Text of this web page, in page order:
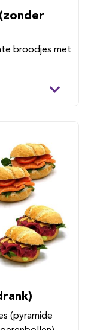
broodjes met
(pyramide